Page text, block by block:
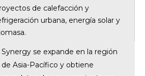
de calefacción y
urbana, energía solar y
Synergy se expande en la región
de Asia-Pacífico y obtiene